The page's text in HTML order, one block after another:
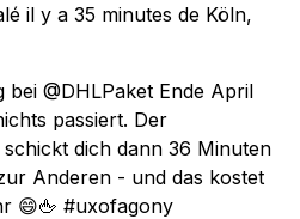
il y a 35 minutes de Köln,
@DHLPaket Ende April
passiert. Der
dich dann 36 Minuten
Anderen - und das kostet
😄🖕 #uxofagony